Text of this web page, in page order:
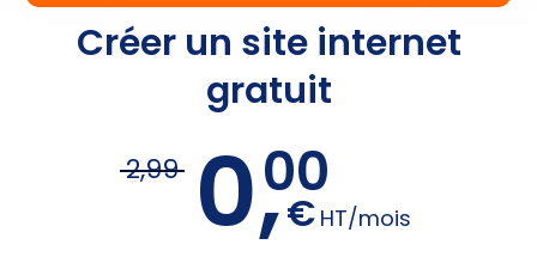
Créer un site internet
gratuit
2,99 0,00
€ HT/mois